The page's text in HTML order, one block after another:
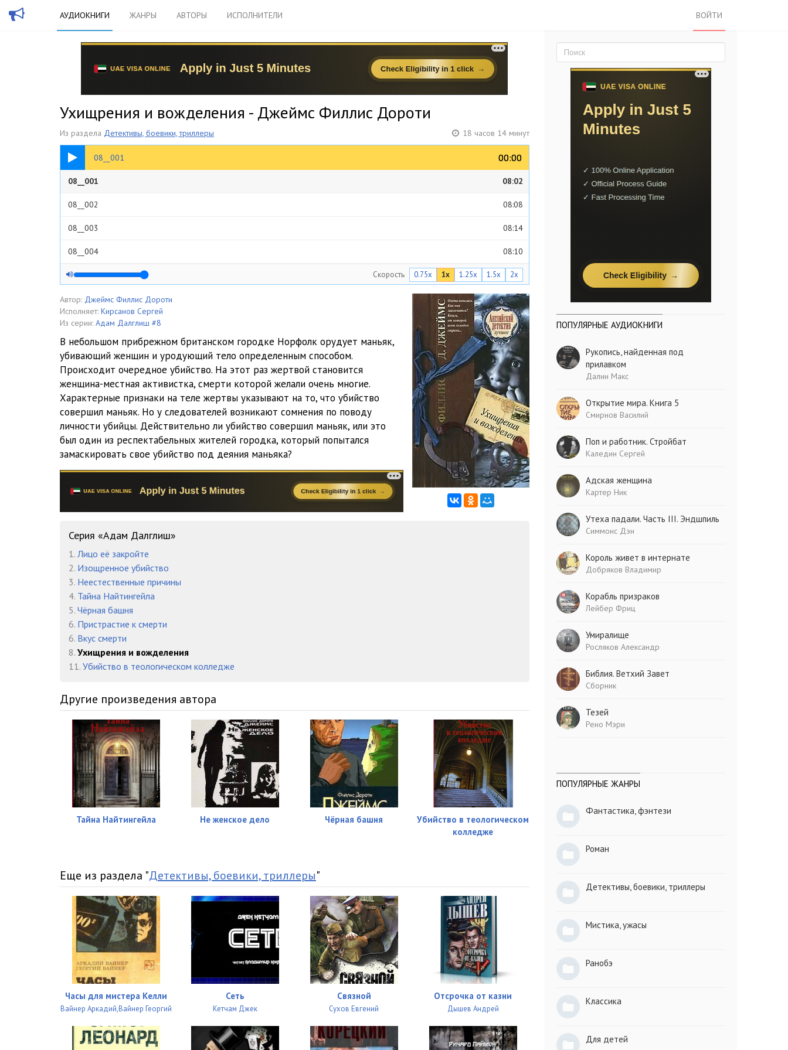
АУДИОКНИГИ ЖАНРЫ АВТОРЫ ИСПОЛНИТЕЛИ ВОЙТИ
Ухищрения и вожделения - Джеймс Филлис Дороти
Из раздела Детективы, боевики, триллеры 18 часов 14 минут
08__001 00:00
00:00
08:02
08__001 08:02
08__002 08:08
08__003 08:14
08__004 08:10
08__005 08:26
08__006 08:28
08__007 08:05
08__008 08:13
08__009 08:05
08__010 08:03
08__011 08:26
08__012 08:08
08__013 08:05
08__014 08:15
08__016
08__017
08__018
08__019
08__020
08__021
08__022
08__023
08__024 08:08
08__025 08:16
08__026 08:01
08__027 08:11
08__028
08__031 08:10
08__032
08__033
08__034
08__035 08:07
08__036 08:02
08__037 08:16
Скорость 0.75x 1x 1.25x 1.5x 2x
Автор: Джеймс Филлис Дороти
Исполняет: Кирсанов Сергей
Из серии: Адам Далглиш #8
В небольшом прибрежном британском городке Норфолк орудует маньяк,
убивающий женщин и уродующий тело определенным способом.
Происходит очередное убийство. На этот раз жертвой становится
женщина-местная активистка, смерти которой желали очень многие.
Характерные признаки на теле жертвы указывают на то, что убийство
совершил маньяк. Но у следователей возникают сомнения по поводу
личности убийцы. Действительно ли убийство совершил маньяк, или это
был один из респектабельных жителей городка, который попытался
замаскировать свое убийство под деяния маньяка?
Серия «Адам Далглиш»
1. Лицо её закройте
2. Изощренное убийство
3. Неестественные причины
4. Тайна Найтингейла
5. Чёрная башня
6. Пристрастие к смерти
6. Вкус смерти
8. Ухищрения и вожделения
11. Убийство в теологическом колледже
Другие произведения автора
Тайна Найтингейла Не женское дело Чёрная башня
Убийство в теологическом
колледже
Еще из раздела "Детективы, боевики, триллеры"
Часы для мистера Келли
Вайнер Аркадий,Вайнер Георгий
Сеть
Кетчам Джек
Связной
Сухов Евгений
Отсрочка от казни
Дышев Андрей
ПОПУЛЯРНЫЕ АУДИОКНИГИ
Рукопись, найденная под
прилавком
Далин Макс
Открытие мира. Книга 5
Смирнов Василий
Поп и работник. Стройбат
Каледин Сергей
Адская женщина
Картер Ник
Утеха падали. Часть III. Эндшпиль
Симмонс Дэн
Король живет в интернате
Добряков Владимир
Корабль призраков
Лейбер Фриц
Умиралище
Росляков Александр
Библия. Ветхий Завет
Сборник
Тезей
Рено Мэри
ПОПУЛЯРНЫЕ ЖАНРЫ
Фантастика, фэнтези
Роман
Детективы, боевики, триллеры
Мистика, ужасы
Ранобэ
Классика
Для детей